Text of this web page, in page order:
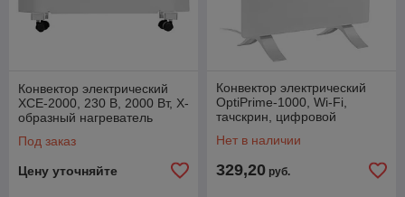
Конвектор электрический
XCE-2000, 230 В, 2000 Вт, X-
образный нагреватель
Под заказ
Цену уточняйте
Конвектор электрический
OptiPrime-1000, Wi-Fi,
тачскрин, цифровой
Нет в наличии
329,20 руб.